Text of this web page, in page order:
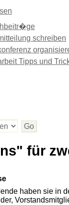
schreiben
Tipps und
für
haben sie in